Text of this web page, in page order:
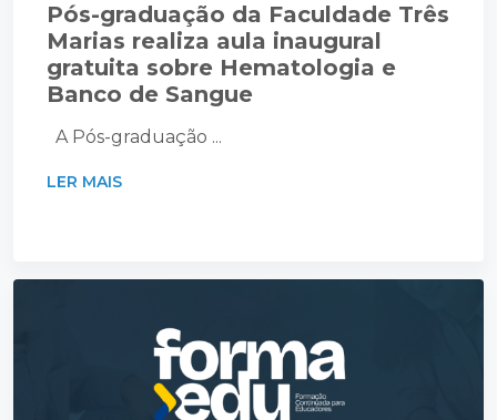
Pós-graduação da Faculdade Três
Marias realiza aula inaugural
gratuita sobre Hematologia e
Banco de Sangue
A Pós-graduação ...
LER MAIS